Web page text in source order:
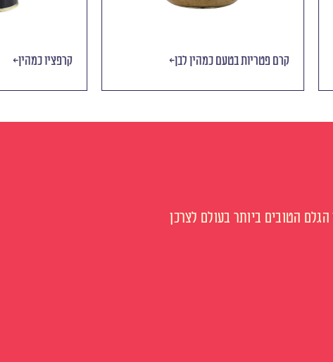
קרם פטריות בטעם כמהין לבן פטריות בטעם כמהין
הטובים ביותר בעולם לצרכן